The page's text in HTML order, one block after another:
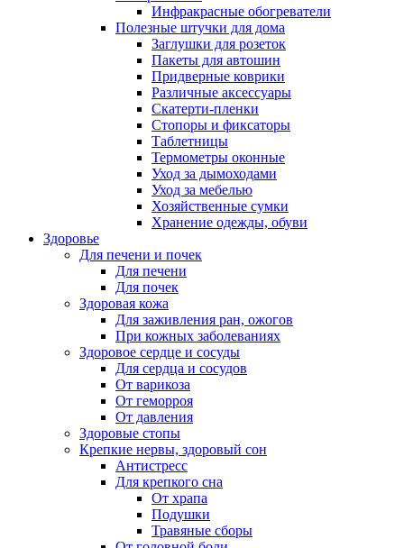
Инфракрасные обогреватели
Полезные штучки для дома
Заглушки для розеток
Пакеты для автошин
Придверные коврики
Различные аксессуары
Скатерти-пленки
Стопоры и фиксаторы
Таблетницы
Термометры оконные
Уход за дымоходами
Уход за мебелью
Хозяйственные сумки
Хранение одежды, обуви
Здоровье
Для печени и почек
Для печени
Для почек
Здоровая кожа
Для заживления ран, ожогов
При кожных заболеваниях
Здоровое сердце и сосуды
Для сердца и сосудов
От варикоза
От геморроя
От давления
Здоровые стопы
Крепкие нервы, здоровый сон
Антистресс
Для крепкого сна
От храпа
Подушки
Травяные сборы